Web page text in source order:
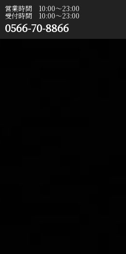
営業時間 10:00〜23:00
受付時間 10:00〜23:00
0566-70-8866